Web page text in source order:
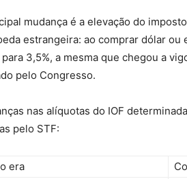
mudança é a elevação do
estrangeira: ao comprar dólar ou
3,5%, a mesma que chegou a
pelo Congresso.
nas alíquotas do IOF
pelo STF:
era